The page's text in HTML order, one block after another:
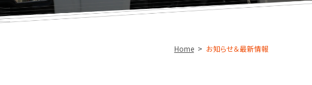
Home お知らせ＆最新情報